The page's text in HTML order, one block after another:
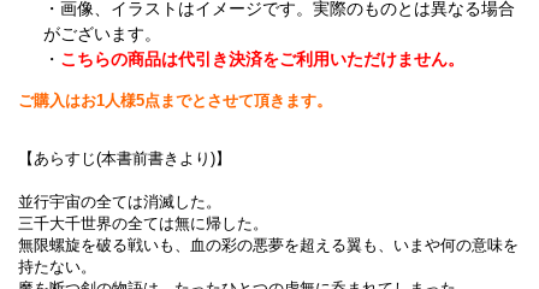
・画像、イラストはイメージです。実際のものとは異なる場合
がございます。
・ こちらの商品は代引き決済をご利用いただけません。
ご購入はお1人様5点までとさせて頂きます。
【あらすじ(本書前書きより)】
並行宇宙の全ては消滅した。
三千大千世界の全ては無に帰した。
無限螺旋を破る戦いも、血の彩の悪夢を超える翼も、いまや何の意味を
持たない。